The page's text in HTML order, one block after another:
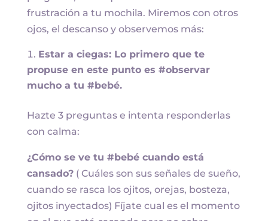
frustración a tu mochila. Miremos con otros
ojos, el descanso y observemos más:
Estar a ciegas: Lo primero que te
propuse en este punto es #observar
mucho a tu #bebé.
Hazte 3 preguntas e intenta responderlas
con calma:
¿Cómo se ve tu #bebé cuando está
cansado?( Cuáles son sus señales de sueño,
cuando se rasca los ojitos, orejas, bosteza,
ojitos inyectados) Fíjate cual es el momento